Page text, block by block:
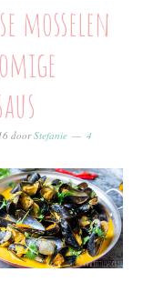
mosselen
doorStefanie 4